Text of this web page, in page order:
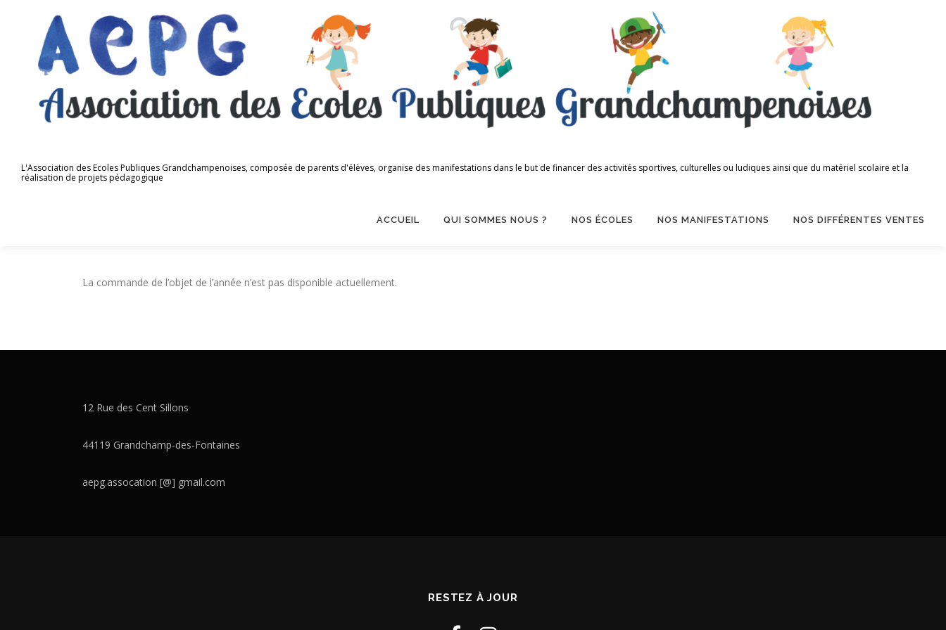
L'Association des Ecoles Publiques Grandchampenoises, composée de parents d'élèves, organise des manifestations dans le but de financer des activités sportives, culturelles ou ludiques ainsi que du matériel scolaire et la
réalisation de projets pédagogique
ACCUEIL QUI SOMMES NOUS ? NOS ÉCOLES NOS MANIFESTATIONS NOS DIFFÉRENTES VENTES
La commande de l’objet de l’année n’est pas disponible actuellement.
12 Rue des Cent Sillons
44119 Grandchamp-des-Fontaines
aepg.assocation [@] gmail.com
RESTEZ À JOUR